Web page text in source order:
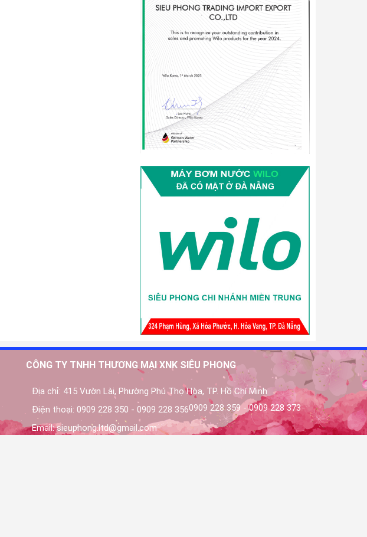
CÔNG TY TNHH THƯƠNG MẠI XNK SIÊU PHONG
Địa chỉ: 415 Vườn Lài, Phường Phú Thọ Hòa, TP. Hồ Chí Minh
Điện thoại: 0909 228 350 - 0909 228 3560909 228 359 - 0909 228 373
Email:sieuphong.ltd@gmail.com